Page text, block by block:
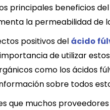
principales beneficios
la permeabilidad de
positivos del ácido
de utilizar
como los ácidos
sobre todos
que muchos